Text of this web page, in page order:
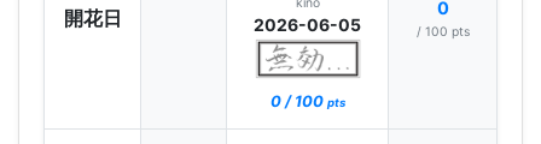
開花日 2026-06-05
0 / 100 pts
0
/ 100 pts